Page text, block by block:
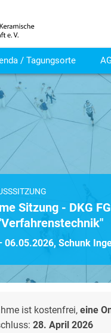
/ Tagungsorte
Sitzung - DKG
06.05.2026, Schunk
ist kostenfrei, eine
28. April 2026